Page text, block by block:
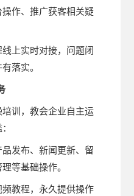
作、推广获客相关疑
上实时对接，问题闭
落实。
训，教会企业自主运
发布、新闻更新、留
等基础操作。
教程，永久提供操作